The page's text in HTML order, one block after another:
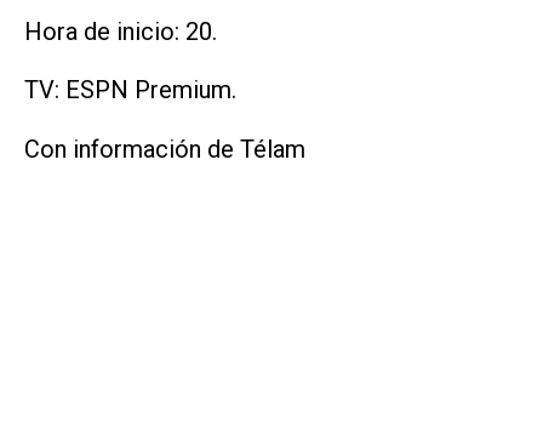
Hora de inicio: 20.
TV: ESPN Premium.
Con información de Télam